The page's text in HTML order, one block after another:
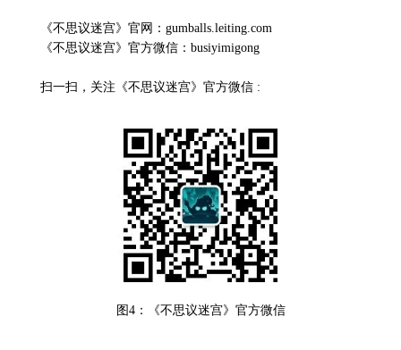
《不思议迷宫》官网：gumballs.leiting.com
《不思议迷宫》官方微信：busiyimigong
扫一扫，关注《不思议迷宫》官方微信 :
图4：《不思议迷宫》官方微信